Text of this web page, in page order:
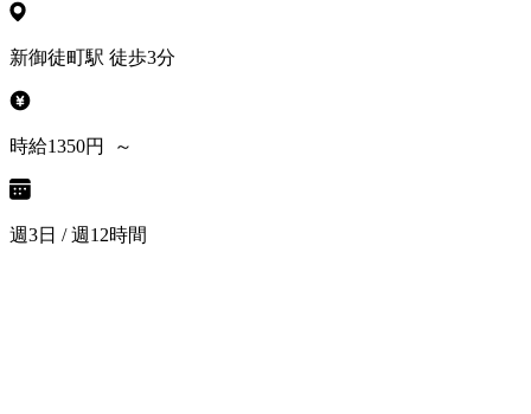
新御徒町駅 徒歩3分
時給1350円 ～
週3日 / 週12時間